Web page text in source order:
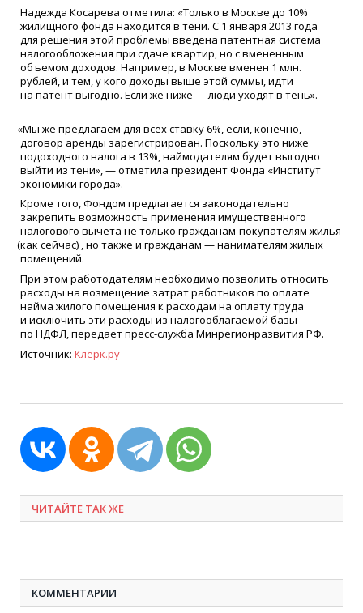
Надежда Косарева отметила: «Только в Москве до 10%
жилищного фонда находится в тени. С 1 января 2013 года
для решения этой проблемы введена патентная система
налогообложения при сдаче квартир, но с вмененным
объемом доходов. Например, в Москве вменен 1 млн.
рублей, и тем, у кого доходы выше этой суммы, идти
на патент выгодно. Если же ниже — люди уходят в тень».
«Мы же предлагаем для всех ставку 6%, если, конечно,
договор аренды зарегистрирован. Поскольку это ниже
подоходного налога в 13%, наймодателям будет выгодно
выйти из тени», — отметила президент Фонда «Институт
экономики города».
Кроме того, Фондом предлагается законодательно
закрепить возможность применения имущественного
налогового вычета не только гражданам-покупателям жилья
(как сейчас) , но также и гражданам — нанимателям жилых
помещений.
При этом работодателям необходимо позволить относить
расходы на возмещение затрат работников по оплате
найма жилого помещения к расходам на оплату труда
и исключить эти расходы из налогооблагаемой базы
по НДФЛ, передает пресс-служба Минрегионразвития РФ.
Источник: Клерк.ру
ЧИТАЙТЕ ТАК ЖЕ
КОММЕНТАРИИ